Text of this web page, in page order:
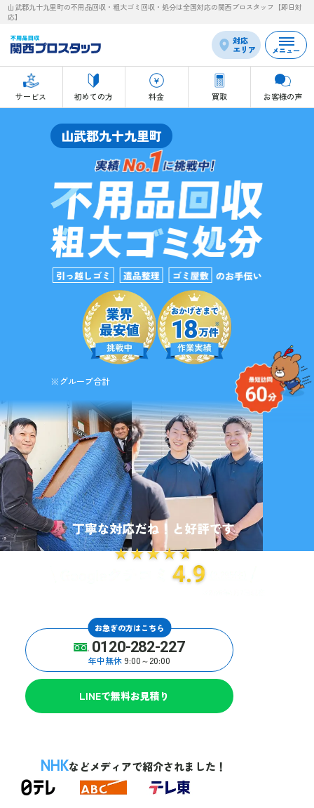
山武郡九十九里町の不用品回収・粗大ゴミ回収・処分は全国対応の関西プロスタッフ【即日対
応】
対応
エリア
サービス 初めての方 料金 買取 お客様の声
メニュー
山武郡九十九里町
※グループ合計
お急ぎの方はこちら
0120-282-227
年中無休 9:00～20:00
LINEで無料お見積り
NHKなどメディアで紹介されました！